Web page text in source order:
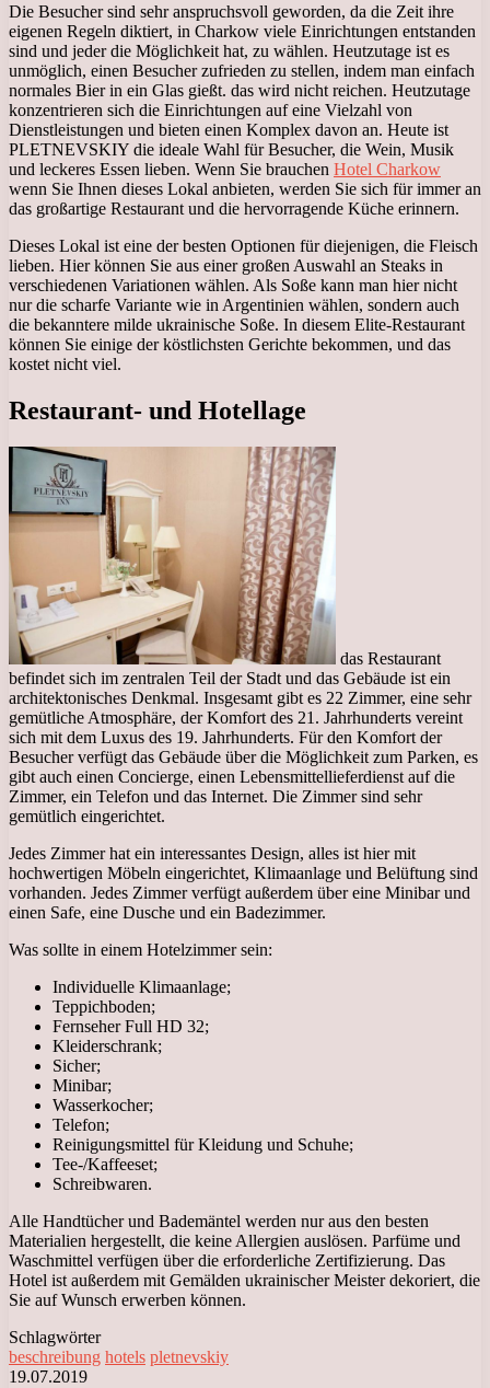
Die Besucher sind sehr anspruchsvoll geworden, da die Zeit ihre
eigenen Regeln diktiert, in Charkow viele Einrichtungen entstanden
sind und jeder die Möglichkeit hat, zu wählen. Heutzutage ist es
unmöglich, einen Besucher zufrieden zu stellen, indem man einfach
normales Bier in ein Glas gießt. das wird nicht reichen. Heutzutage
konzentrieren sich die Einrichtungen auf eine Vielzahl von
Dienstleistungen und bieten einen Komplex davon an. Heute ist
PLETNEVSKIY die ideale Wahl für Besucher, die Wein, Musik
und leckeres Essen lieben. Wenn Sie brauchen Hotel Charkow
wenn Sie Ihnen dieses Lokal anbieten, werden Sie sich für immer an
das großartige Restaurant und die hervorragende Küche erinnern.
Dieses Lokal ist eine der besten Optionen für diejenigen, die Fleisch
lieben. Hier können Sie aus einer großen Auswahl an Steaks in
verschiedenen Variationen wählen. Als Soße kann man hier nicht
nur die scharfe Variante wie in Argentinien wählen, sondern auch
die bekanntere milde ukrainische Soße. In diesem Elite-Restaurant
können Sie einige der köstlichsten Gerichte bekommen, und das
kostet nicht viel.
Restaurant- und Hotellage
das Restaurant
befindet sich im zentralen Teil der Stadt und das Gebäude ist ein
architektonisches Denkmal. Insgesamt gibt es 22 Zimmer, eine sehr
gemütliche Atmosphäre, der Komfort des 21. Jahrhunderts vereint
sich mit dem Luxus des 19. Jahrhunderts. Für den Komfort der
Besucher verfügt das Gebäude über die Möglichkeit zum Parken, es
gibt auch einen Concierge, einen Lebensmittellieferdienst auf die
Zimmer, ein Telefon und das Internet. Die Zimmer sind sehr
gemütlich eingerichtet.
Jedes Zimmer hat ein interessantes Design, alles ist hier mit
hochwertigen Möbeln eingerichtet, Klimaanlage und Belüftung sind
vorhanden. Jedes Zimmer verfügt außerdem über eine Minibar und
einen Safe, eine Dusche und ein Badezimmer.
Was sollte in einem Hotelzimmer sein:
Individuelle Klimaanlage;
Teppichboden;
Fernseher Full HD 32;
Kleiderschrank;
Sicher;
Minibar;
Wasserkocher;
Telefon;
Reinigungsmittel für Kleidung und Schuhe;
Tee-/Kaffeeset;
Schreibwaren.
Alle Handtücher und Bademäntel werden nur aus den besten
Materialien hergestellt, die keine Allergien auslösen. Parfüme und
Waschmittel verfügen über die erforderliche Zertifizierung. Das
Hotel ist außerdem mit Gemälden ukrainischer Meister dekoriert, die
Sie auf Wunsch erwerben können.
Schlagwörter
beschreibung hotels pletnevskiy
19.07.2019